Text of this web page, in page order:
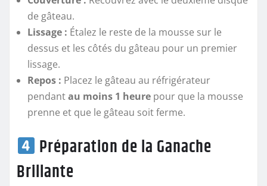
de gâteau.
Lissage : Étalez le reste de la mousse sur le
dessus et les côtés du gâteau pour un premier
lissage.
Repos : Placez le gâteau au réfrigérateur
pendantau moins 1 heure pour que la mousse
prenne et que le gâteau soit ferme.
Préparation de la Ganache
Brillante